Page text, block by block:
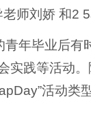
师刘娇 和2 5
年毕业后有
实践等活动
活动类